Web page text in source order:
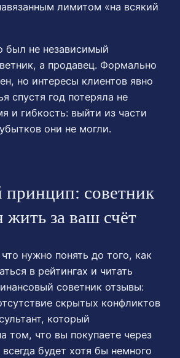
лимитом «на всякий
был не независимый
а продавец. Формально
но интересы клиентов явно
спустя год потеряла не
и гибкость: выйти из части
они не могли.
советник
жить за ваш счёт
нужно понять до того, как
в рейтингах и читать
советник отзывы:
скрытых конфликтов
который
том, что вы покупаете через
будет хотя бы немного